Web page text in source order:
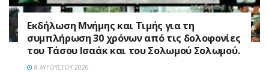
Εκδήλωση Μνήμης και Τιμής για τη
συμπλήρωση 30 χρόνων από τις δολοφονίες
του Τάσου Ισαάκ και του Σολωμού Σολωμού.
8 ΑΥΓΟΎΣΤΟΥ 2026